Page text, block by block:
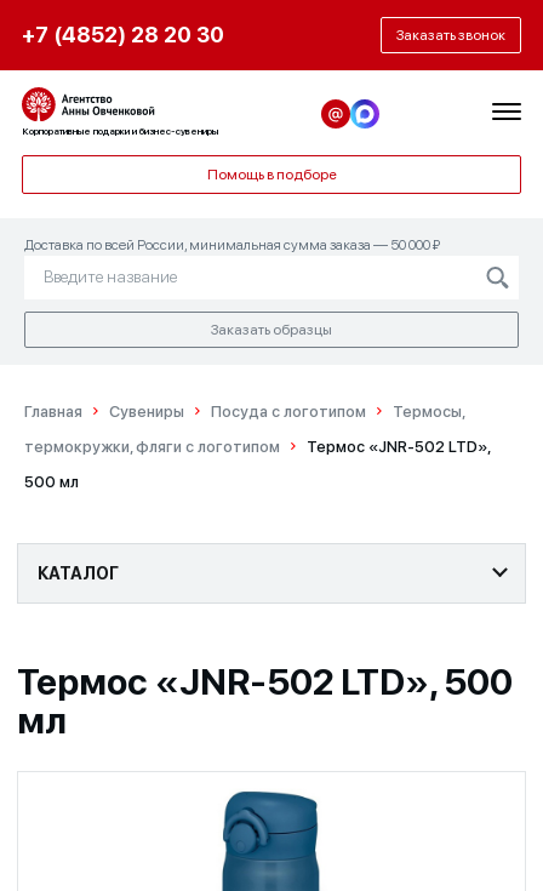
+7 (4852) 28 20 30 Заказать звонок
Корпоративные подарки и бизнес-сувениры
Помощь в подборе
Доставка по всей России, минимальная сумма заказа — 50 000 ₽
Заказать образцы
Главная Сувениры Посуда с логотипом
Термосы,
термокружки, фляги с логотипом
Термос «JNR-502 LTD»,
500 мл
КАТАЛОГ
Термос «JNR-502 LTD», 500
мл